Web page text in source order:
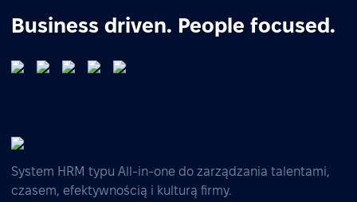
Business driven. People focused.
System HRM typu All-in-one do zarządzania talentami,
czasem, efektywnością i kulturą firmy.